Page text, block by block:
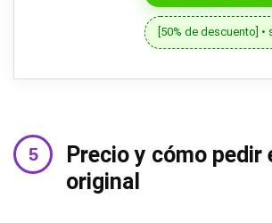
[50% de descuento] •
Precio y cómo
original